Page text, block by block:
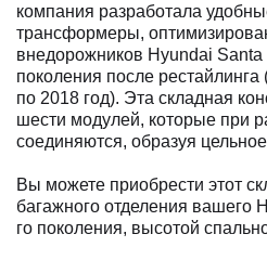
компания разработала
трансформеры,
внедорожников Hyundai Santa
поколения после
по 2018 год). Эта складная
шести модулей, которые при
соединяются, образуя
Вы можете приобрести этот
багажного отделения вашего
го поколения, высотой